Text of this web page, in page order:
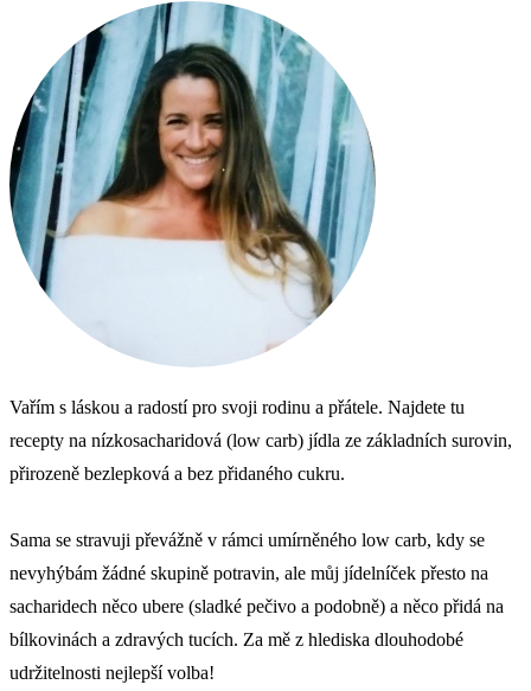
Vařím s láskou a radostí pro svoji rodinu a přátele. Najdete tu
recepty na nízkosacharidová (low carb) jídla ze základních surovin,
přirozeně bezlepková a bez přidaného cukru.
Sama se stravuji převážně v rámci umírněného low carb, kdy se
nevyhýbám žádné skupině potravin, ale můj jídelníček přesto na
sacharidech něco ubere (sladké pečivo a podobně) a něco přidá na
bílkovinách a zdravých tucích. Za mě z hlediska dlouhodobé
udržitelnosti nejlepší volba!